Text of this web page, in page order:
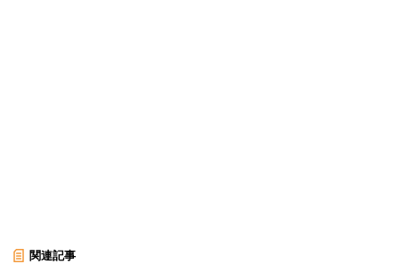
関連記事